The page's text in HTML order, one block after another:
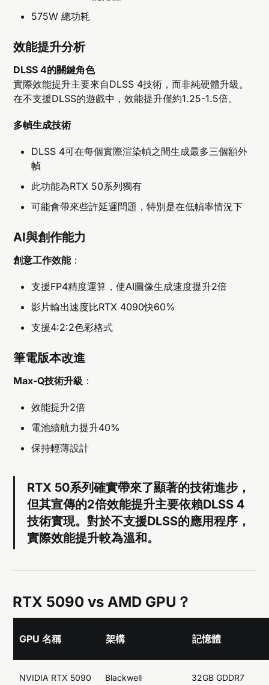
575W 總功耗
效能提升分析
DLSS 4的關鍵角色
實際效能提升主要來自DLSS 4技術，而非純硬體升級。
在不支援DLSS的遊戲中，效能提升僅約1.25-1.5倍。
多幀生成技術
DLSS 4可在每個實際渲染幀之間生成最多三個額外
幀
此功能為RTX 50系列獨有
可能會帶來些許延遲問題，特別是在低幀率情況下
AI與創作能力
創意工作效能：
支援FP4精度運算，使AI圖像生成速度提升2倍
影片輸出速度比RTX 4090快60%
支援4:2:2色彩格式
筆電版本改進
Max-Q技術升級 ：
效能提升2倍
電池續航力提升40%
保持輕薄設計
RTX 50系列確實帶來了顯著的技術進步，
但其宣傳的2倍效能提升主要依賴DLSS 4
技術實現。對於不支援DLSS的應用程序，
實際效能提升較為溫和。
RTX 5090 vs AMD GPU？
GPU 名稱 架構 記憶體
NVIDIA RTX 5090 Blackwell 32GB GDDR7